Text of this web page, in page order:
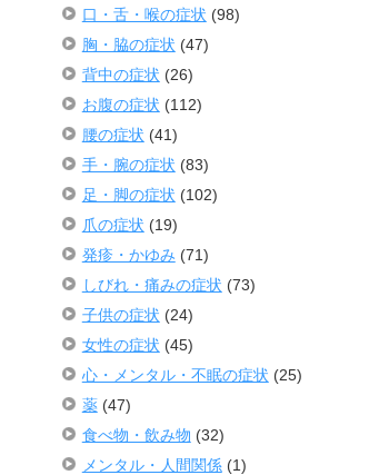
口・舌・喉の症状 (98)
胸・脇の症状 (47)
背中の症状 (26)
お腹の症状 (112)
腰の症状 (41)
手・腕の症状 (83)
足・脚の症状 (102)
爪の症状 (19)
発疹・かゆみ (71)
しびれ・痛みの症状 (73)
子供の症状 (24)
女性の症状 (45)
心・メンタル・不眠の症状 (25)
薬(47)
食べ物・飲み物 (32)
メンタル・人間関係(1)